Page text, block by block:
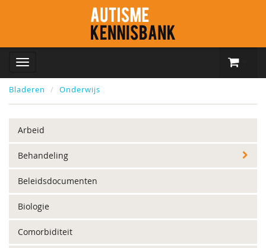
Bladeren Onderwijs
Arbeid
Behandeling
Beleidsdocumenten
Biologie
Comorbiditeit